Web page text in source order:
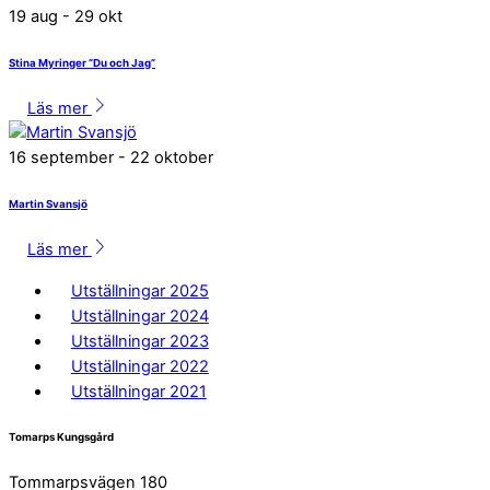
19 aug - 29 okt
Stina Myringer ”Du och Jag”
Läs mer
16 september - 22 oktober
Martin Svansjö
Läs mer
Utställningar 2025
Utställningar 2024
Utställningar 2023
Utställningar 2022
Utställningar 2021
Tomarps Kungsgård
Tommarpsvägen 180